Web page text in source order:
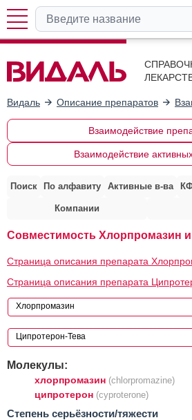
Видаль Описание препаратов
Взаимодействие
Взаимодействие
Поиск По алфавиту Активные в-ва
Компании
Совместимость Хлорпромазин
Страница описания препарата
Страница описания препарата
Молекулы:
хлорпромазин (chlorpromazine)
ципротерон (cyproterone)
Cтепень серьёзности/тяжести